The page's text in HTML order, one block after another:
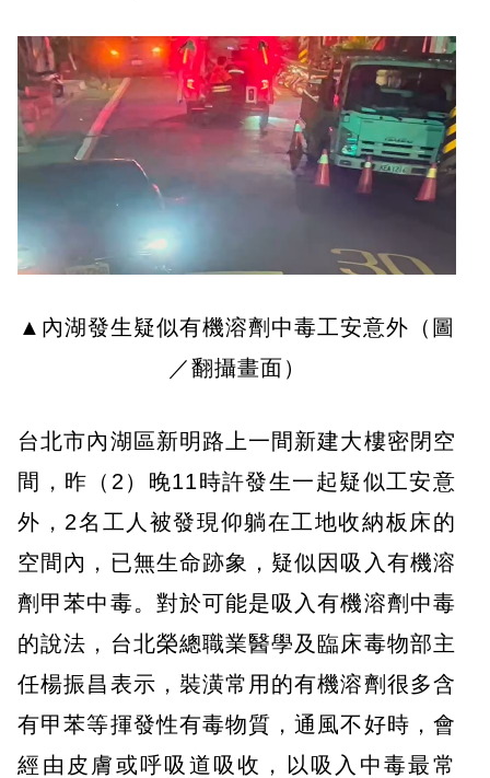
▲內湖發生疑似有機溶劑中毒工安意外（圖
／翻攝畫面）
台北市內湖區新明路上一間新建大樓密閉空
間，昨（2）晚11時許發生一起疑似工安意
外，2名工人被發現仰躺在工地收納板床的
空間內，已無生命跡象，疑似因吸入有機溶
劑甲苯中毒。對於可能是吸入有機溶劑中毒
的說法，台北榮總職業醫學及臨床毒物部主
任楊振昌表示，裝潢常用的有機溶劑很多含
有甲苯等揮發性有毒物質，通風不好時，會
經由皮膚或呼吸道吸收，以吸入中毒最常